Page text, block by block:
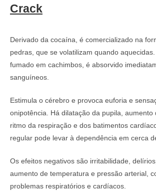
Crack
Derivado da cocaína, é comercializado na
pedras, que se volatilizam quando
fumado em cachimbos, é absorvido
sanguíneos.
Estimula o cérebro e provoca euforia e
onipotência. Há dilatação da pupila, aumento
ritmo da respiração e dos batimentos
regular pode levar à dependência em cerca
Os efeitos negativos são irritabilidade,
aumento de temperatura e pressão arterial,
problemas respiratórios e cardíacos.